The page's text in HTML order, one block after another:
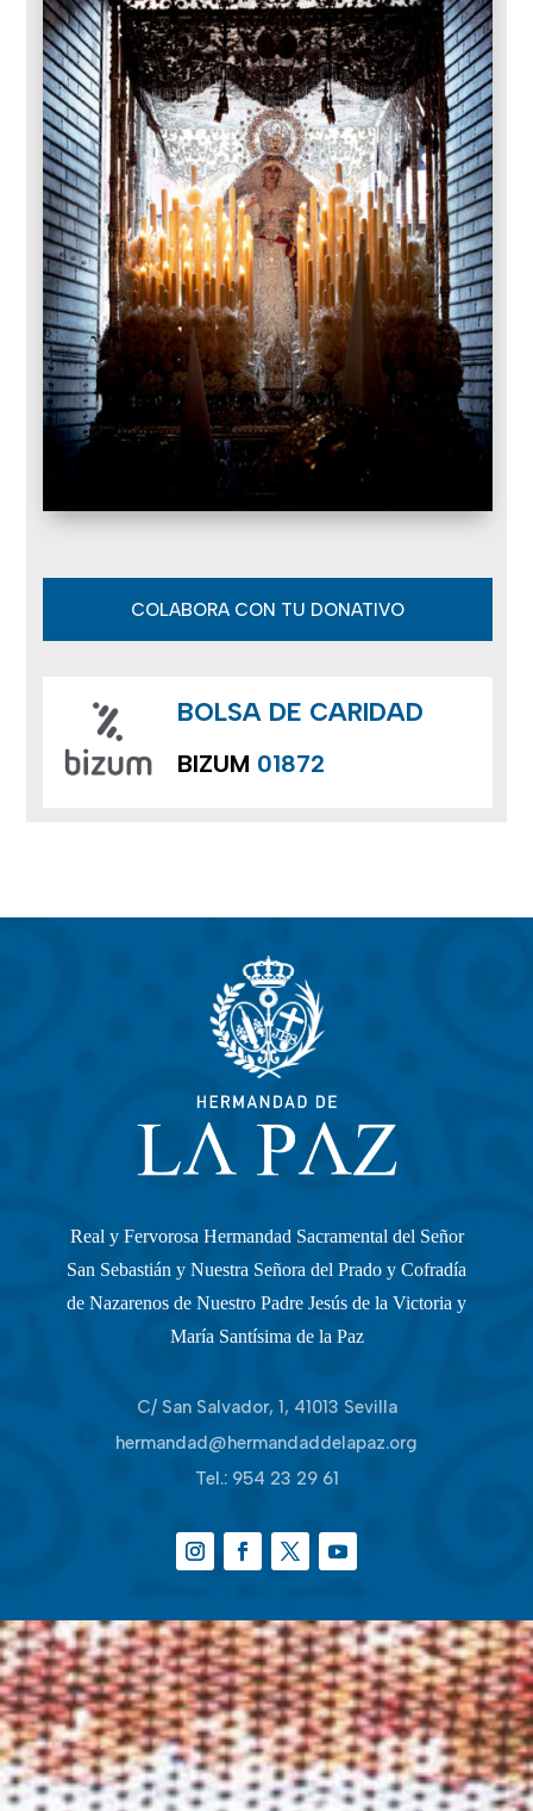
COLABORA CON TU DONATIVO
BOLSA DE CARIDAD
BIZUM 01872
Real y Fervorosa Hermandad Sacramental del Señor
San Sebastián y Nuestra Señora del Prado y Cofradía
de Nazarenos de Nuestro Padre Jesús de la Victoria y
María Santísima de la Paz
C/ San Salvador, 1, 41013 Sevilla
hermandad@hermandaddelapaz.org
Tel.: 954 23 29 61